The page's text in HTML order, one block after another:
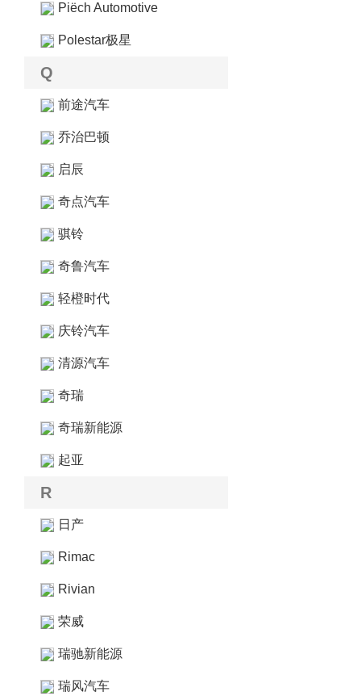
Piëch Automotive
Polestar极星
Q
前途汽车
乔治巴顿
启辰
奇点汽车
骐铃
奇鲁汽车
轻橙时代
庆铃汽车
清源汽车
奇瑞
奇瑞新能源
起亚
R
日产
Rimac
Rivian
荣威
瑞驰新能源
瑞风汽车